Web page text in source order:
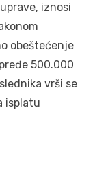
iznosi
obeštećenje
500.000
vrši se
isplatu